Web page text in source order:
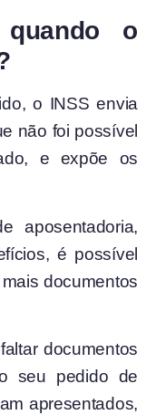
o
o INSS envia
não foi possível
e expõe os
aposentadoria,
é possível
documentos
documentos
seu pedido de
apresentados,